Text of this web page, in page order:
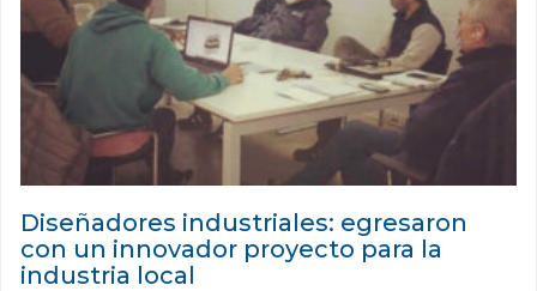
Diseñadores industriales: egresaron
con un innovador proyecto para la
industria local